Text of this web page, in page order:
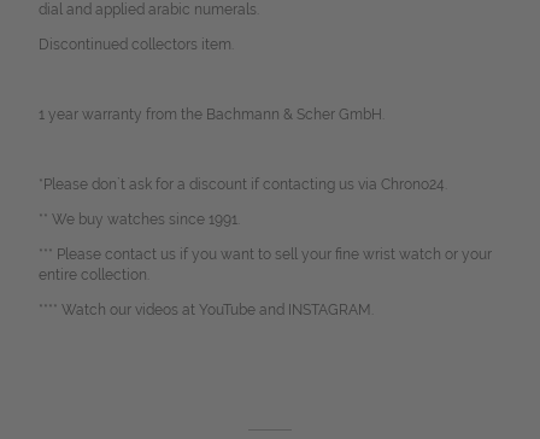
dial and applied arabic numerals.
Discontinued collectors item.
1 year warranty from the Bachmann & Scher GmbH.
*Please don`t ask for a discount if contacting us via Chrono24.
** We buy watches since 1991.
*** Please contact us if you want to sell your fine wrist watch or your
entire collection.
**** Watch our videos at YouTube and INSTAGRAM.